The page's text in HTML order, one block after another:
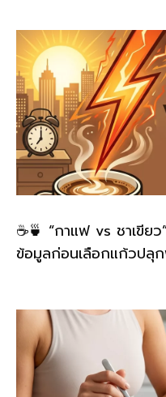
☕🍵 “กาแฟ vs ชาเขียว
ข้อมูลก่อนเลือกแก้วปลุ